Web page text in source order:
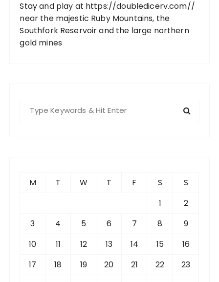
Stay and play at https://doubledicerv.com//
near the majestic Ruby Mountains, the
Southfork Reservoir and the large northern
gold mines
M T W T F S
S
1
2
3
4 5 6 7 8
9
10
11 12 13 14 15
16
17
18 19 20 21 22
23